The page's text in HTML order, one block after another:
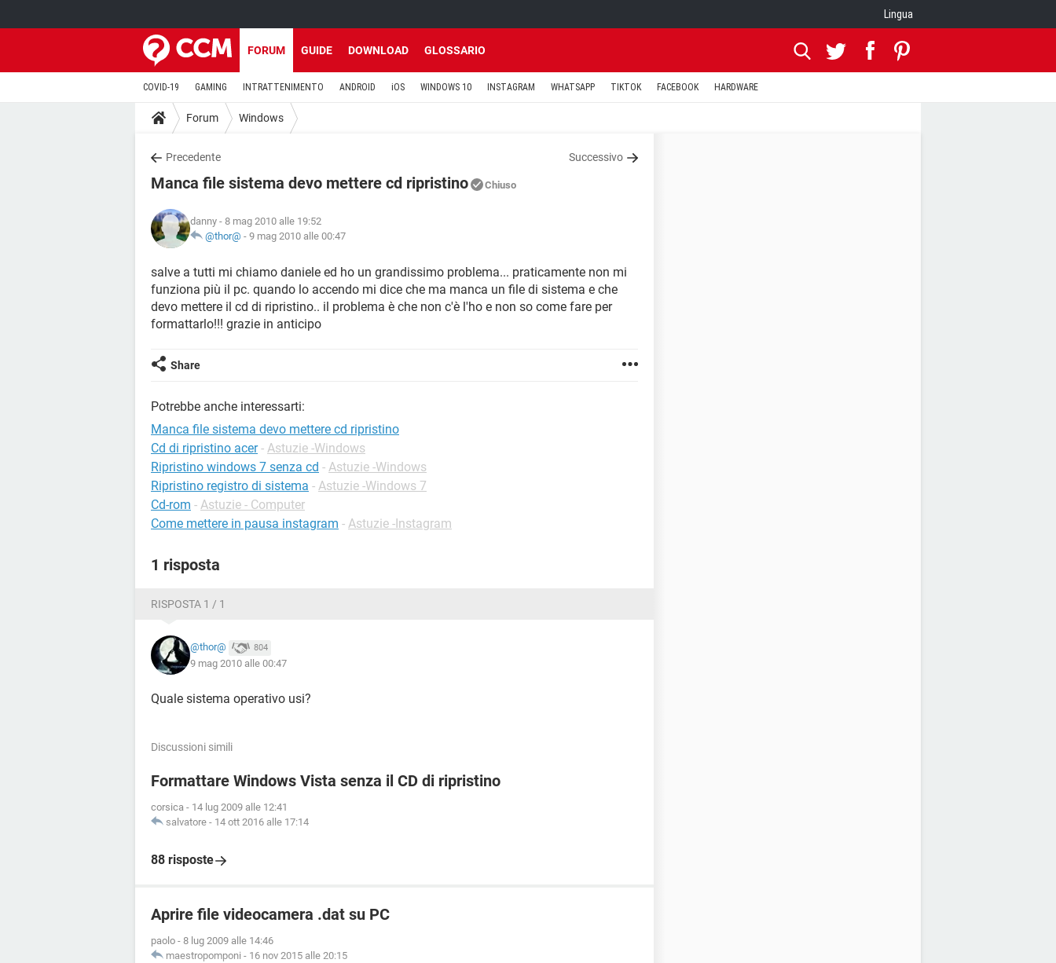
Lingua
FORUM GUIDE DOWNLOAD GLOSSARIO
COVID-19 GAMING INTRATTENIMENTO ANDROID iOS WINDOWS 10 INSTAGRAM WHATSAPP TIKTOK FACEBOOK HARDWARE
Forum Windows
Precedente Successivo
Manca file sistema devo mettere cd ripristino Chiuso
danny - 8 mag 2010 alle 19:52
@thor@ - 9 mag 2010 alle 00:47
salve a tutti mi chiamo daniele ed ho un grandissimo problema... praticamente non mi
funziona più il pc. quando lo accendo mi dice che ma manca un file di sistema e che
devo mettere il cd di ripristino.. il problema è che non c'è l'ho e non so come fare per
formattarlo!!! grazie in anticipo
Share
Potrebbe anche interessarti:
Manca file sistema devo mettere cd ripristino
Cd di ripristino acer - Astuzie -Windows
Ripristino windows 7 senza cd - Astuzie -Windows
Ripristino registro di sistema - Astuzie -Windows 7
Cd-rom - Astuzie - Computer
Come mettere in pausa instagram - Astuzie -Instagram
1 risposta
RISPOSTA 1 / 1
@thor@ 804
9 mag 2010 alle 00:47
Quale sistema operativo usi?
Discussioni simili
Formattare Windows Vista senza il CD di ripristino
corsica - 14 lug 2009 alle 12:41
salvatore - 14 ott 2016 alle 17:14
88 risposte
Aprire file videocamera .dat su PC
paolo - 8 lug 2009 alle 14:46
maestropomponi - 16 nov 2015 alle 20:15